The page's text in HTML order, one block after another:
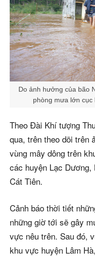
Do ảnh hưởng của bão
phòng mưa lớn cục
Theo Đài Khí tượng
qua, trên theo dõi trên
vùng mây dông trên
các huyện Lạc
Cát Tiên.
Cảnh báo thời tiết
những giờ tới sẽ gây
vực nêu trên. Sau đó,
khu vực huyện Lâm